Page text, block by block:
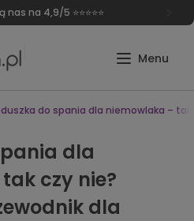
na 4,9/5 ⭐⭐⭐⭐⭐
do spania dla niemowlaka –
dla
czy nie?
dla